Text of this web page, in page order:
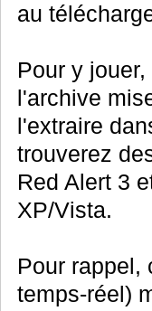
au
Pour y
l'archive
l'extraire
trouverez
Red Alert 3
XP/Vista.
Pour rappel,
temps-réel)